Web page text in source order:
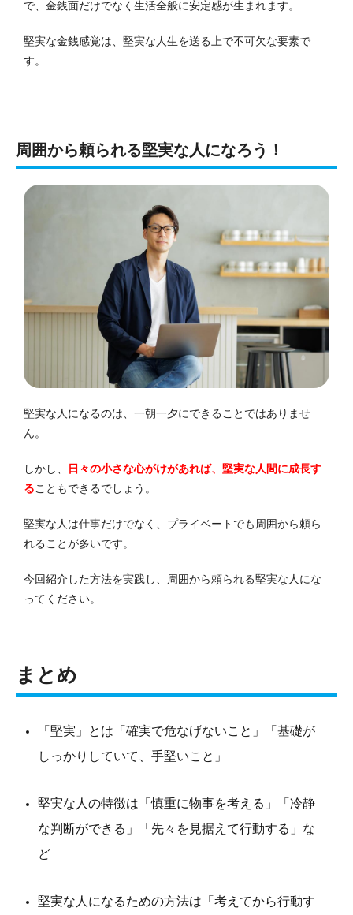
で、金銭面だけでなく生活全般に安定感が生まれます。
堅実な金銭感覚は、堅実な人生を送る上で不可欠な要素で
す。
周囲から頼られる堅実な人になろう！
堅実な人になるのは、一朝一夕にできることではありませ
ん。
しかし、
日々の小さな心がけがあれば、堅実な人間に成長す
ることもできるでしょう。
堅実な人は仕事だけでなく、プライベートでも周囲から頼ら
れることが多いです。
今回紹介した方法を実践し、周囲から頼られる堅実な人にな
ってください。
まとめ
「堅実」とは「確実で危なげないこと」「基礎が
しっかりしていて、手堅いこと」
堅実な人の特徴は「慎重に物事を考える」「冷静
な判断ができる」「先々を見据えて行動する」な
ど
堅実な人になるための方法は「考えてから行動す